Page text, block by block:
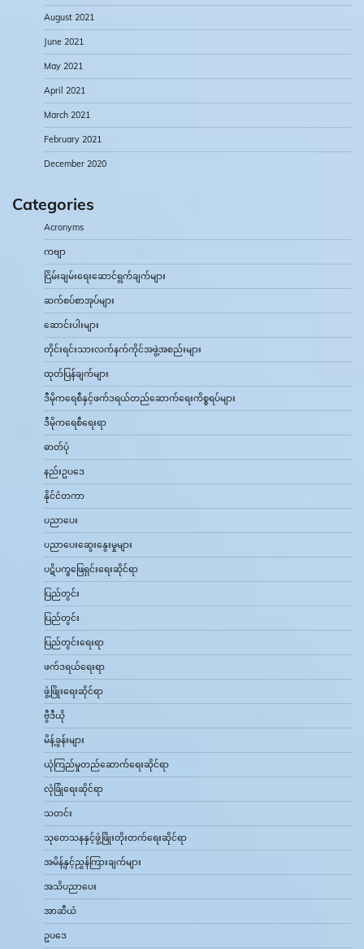
August 2021
June 2021
May 2021
April 2021
March 2021
February 2021
December 2020
Categories
Acronyms
ကဗျာ
ငြိမ်းချမ်းရေးဆောင်ရွက်ချက်များ
ဆက်စပ်စာအုပ်များ
ဆောင်းပါးများ
တိုင်းရင်းသားလက်နက်ကိုင်အဖွဲ့အစည်းများ
ထုတ်ပြန်ချက်များ
ဒီမိုကရေစီနှင့်ဖက်ဒရယ်တည်ဆောက်‌ရေးကိစ္စရပ်များ
ဒီမိုကရေစီရေးရာ
ဓာတ်ပုံ
နည်းဥပဒေ
နိုင်ငံတကာ
ပညာပေး
ပညာပေးဆွေးနွေးမှုများ
ပဋိပက္ခဖြေရှင်းရေးဆိုင်ရာ
ပြည်တွင်း
ပြည်တွင်း
ပြည်တွင်းရေးရာ
ဖက်ဒရယ်ရေးရာ
ဖွံ့ဖြိုးရေးဆိုင်ရာ
ဗွီဒီယို
မိန့်ခွန်းများ
ယုံကြည်မှုတည်ဆောက်ရေးဆိုင်ရာ
လုံခြုံရေးဆိုင်ရာ
သတင်း
သုတေသနနှင့်ဖွံ့ဖြိုးတိုးတက်ရေးဆိုင်ရာ
အမိန့်နှင့်ညွှန်ကြားချက်များ
အသိပညာပေး
အာဆီယံ
ဥပဒေ